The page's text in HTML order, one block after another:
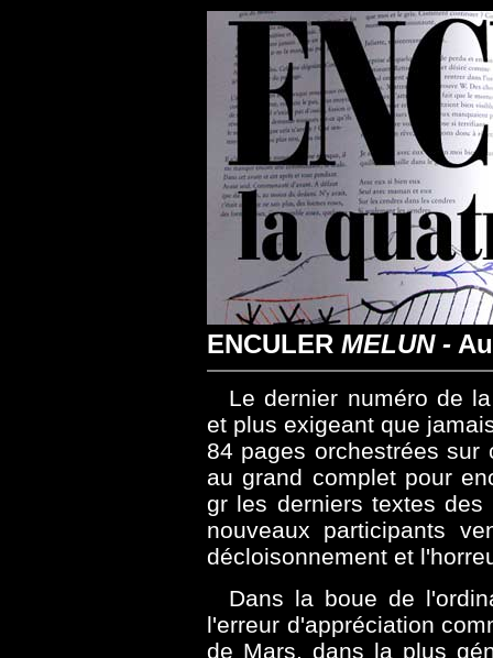
ENCULER MELUN -
Le dernier numéro de
et plus exigeant que
84 pages orchestrées
au grand complet pour
gr les derniers textes
nouveaux participants
décloisonnement et
Dans la boue de
l'erreur d'appréciation
de Mars, dans la plus